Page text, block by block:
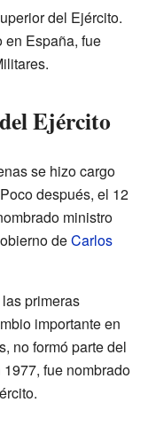
del Ejército.
en España, fue
Ejército
se hizo cargo
después, el 12
ministro
deCarlos
primeras
importante en
no formó parte del
1977, fue nombrado